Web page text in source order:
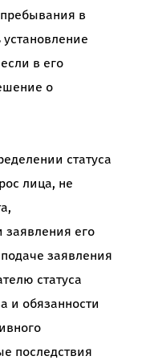
в
в его
о
статуса
лица, не
заявления его
заявления
статуса
и обязанности
последствия